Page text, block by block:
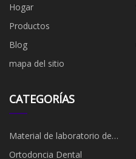
Hogar
Productos
Blog
mapa del sitio
CATEGORÍAS
Material de laboratorio de
plástico
Ortodoncia Dental